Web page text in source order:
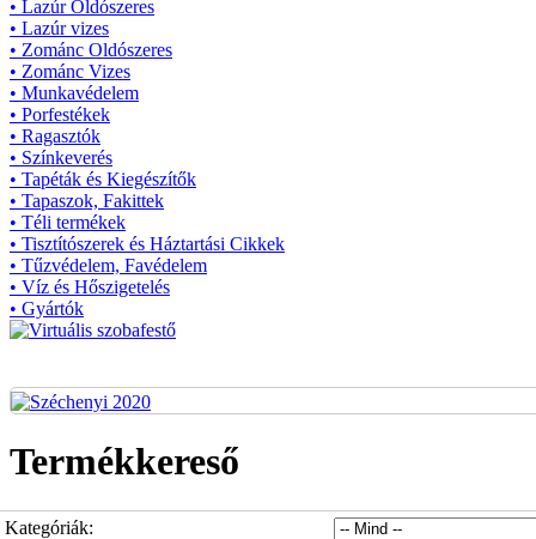
• Lazúr Oldószeres
• Lazúr vizes
• Zománc Oldószeres
• Zománc Vizes
• Munkavédelem
• Porfestékek
• Ragasztók
• Színkeverés
• Tapéták és Kiegészítők
• Tapaszok, Fakittek
• Téli termékek
• Tisztítószerek és Háztartási Cikkek
• Tűzvédelem, Favédelem
• Víz és Hőszigetelés
• Gyártók
Termékkereső
Kategóriák: